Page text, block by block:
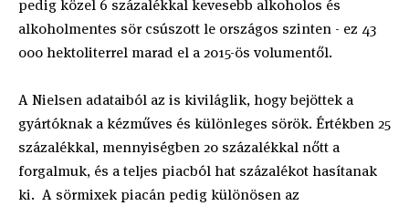
pedig közel 6 százalékkal kevesebb alkoholos és
alkoholmentes sör csúszott le országos szinten - ez 43
000 hektoliterrel marad el a 2015-ös volumentől.
A Nielsen adataiból az is kiviláglik, hogy bejöttek a
gyártóknak a kézműves és különleges sörök. Értékben 25
százalékkal, mennyiségben 20 százalékkal nőtt a
forgalmuk, és a teljes piacból hat százalékot hasítanak
ki. A sörmixek piacán pedig különösen az